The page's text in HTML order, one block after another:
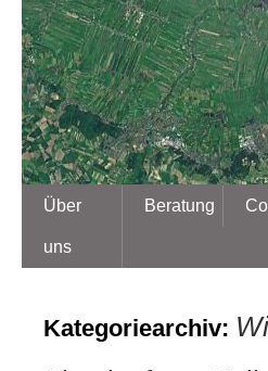
Über
uns
Beratung
Kategoriearchiv: